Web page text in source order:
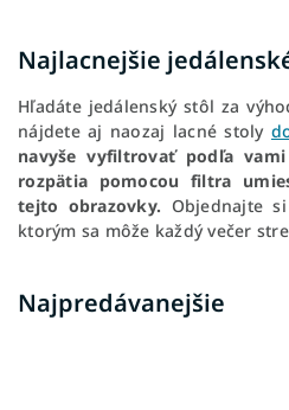
Najlacnejšie
Hľadáte jedálenský stôl za
nájdete aj naozaj lacné stoly
navyše vyfiltrovať podľa
rozpätia pomocou filtra
tejto obrazovky. Objednajte
ktorým sa môže každý večer
Najpredávanejšie